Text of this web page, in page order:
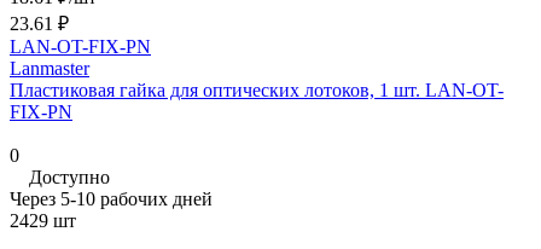
23.61 ₽
LAN-OT-FIX-PN
Lanmaster
Пластиковая гайка для оптических лотоков, 1 шт. LAN-OT-
FIX-PN
0
Доступно
Через 5-10 рабочих дней
2429 шт